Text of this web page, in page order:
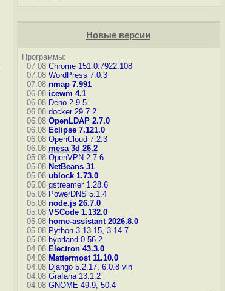
Новые версии
Программы:
07.08 Chrome 151.0.7922.108
07.08 WordPress 7.0.3
07.08 nmap 7.991
06.08 icewm 4.1
06.08 Deno 2.9.5
06.08 docker 29.7.2
06.08 OpenLDAP 2.7.0
06.08 Eclipse 7.121.0
06.08 OpenCloud 7.2.3
06.08 mesa 3d 26.2
05.08 OpenVPN 2.7.6
05.08 NetBeans 31
05.08 ublock 1.73.0
05.08 gstreamer 1.28.6
05.08 PowerDNS 5.1.4
05.08 node.js 26.7.0
05.08 VSCode 1.132.0
05.08 home-assistant 2026.8.0
05.08 Python 3.13.15, 3.14.7
05.08 hyprland 0.56.2
04.08 Electron 43.3.0
04.08 Mattermost 11.10.0
04.08 Django 5.2.17, 6.0.8 vln
04.08 Grafana 13.1.2
04.08 GNOME 49.9, 50.4